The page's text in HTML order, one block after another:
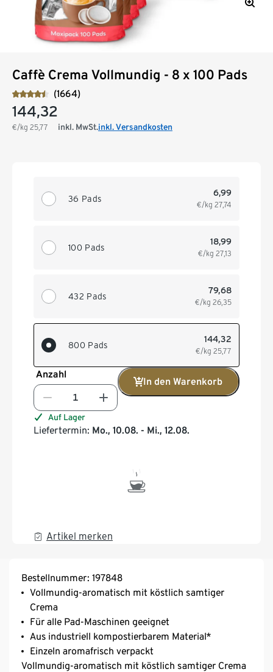
Caffè Crema Vollmundig - 8 x 100 Pads
(1664)
144,32
€/kg 25,77 inkl. MwSt.inkl. Versandkosten
36 Pads
6,99
€/kg 27,74
100 Pads
18,99
€/kg 27,13
432 Pads
79,68
€/kg 26,35
800 Pads
144,32
€/kg 25,77
Anzahl
In den Warenkorb
Auf Lager
Liefertermin: Mo., 10.08. - Mi., 12.08.
Artikel merken
Bestellnummer: 197848
Vollmundig-aromatisch mit köstlich samtiger
Crema
Für alle Pad-Maschinen geeignet
Aus industriell kompostierbarem Material*
Einzeln aromafrisch verpackt
Vollmundig-aromatisch mit köstlich samtiger Crema